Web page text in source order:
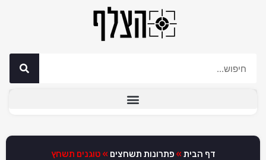
דף הבית » פתרונות תשחצים » טוגנים תשחץ